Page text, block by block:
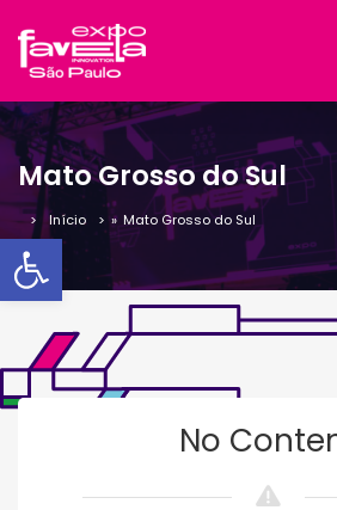
Barra de
Mato Grosso do Sul
Início » Mato Grosso do Sul
No